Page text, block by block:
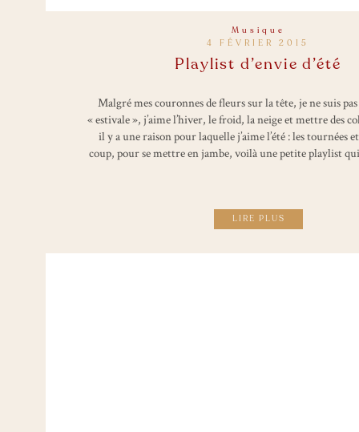
LIRE PLUS
Malgré mes couronnes de fleurs sur la tête, je ne suis
« estivale », j’aime l’hiver, le froid, la neige et mettre des
il y a une raison pour laquelle j’aime l’été : les tournées
coup, pour se mettre en jambe, voilà une petite playlist qui
4 FÉVRIER 2015
Playlist d’envie d’été
Musique